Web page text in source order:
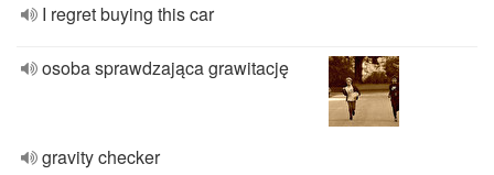
I regret buying this car
osoba sprawdzająca grawitację
gravity checker